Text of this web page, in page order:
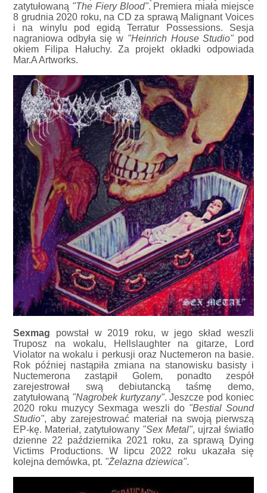
zatytułowaną "The Fiery Blood". Premiera miała miejsce
8 grudnia 2020 roku, na CD za sprawą Malignant Voices
i na winylu pod egidą Terratur Possessions. Sesja
nagraniowa odbyła się w "Heinrich House Studio"pod
okiem Filipa Hałuchy. Za projekt okładki odpowiada
Mar.A Artworks.
Sexmag powstał w 2019 roku, w jego skład weszli
Truposz na wokalu, Hellslaughter na gitarze, Lord
Violator na wokalu i perkusji oraz Nuctemeron na basie.
Rok później nastąpiła zmiana na stanowisku basisty i
Nuctemerona zastąpił Golem, ponadto zespół
zarejestrował swą debiutancką taśmę demo,
zatytułowaną "Nagrobek kurtyzany". Jeszcze pod koniec
2020 roku muzycy Sexmaga weszli do "Bestial Sound
Studio", aby zarejestrować materiał na swoją pierwszą
EP-kę. Materiał, zatytułowany "Sex Metal", ujrzał światło
dzienne 22 października 2021 roku, za sprawą Dying
Victims Productions. W lipcu 2022 roku ukazała się
kolejna demówka, pt. "Żelazna dziewica".